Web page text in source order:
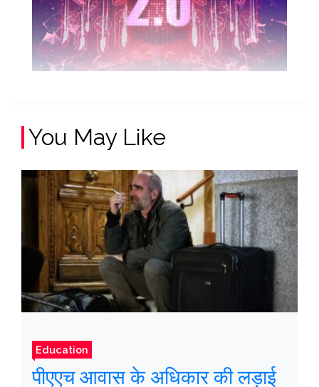
You May Like
Education
पीएएच आवास के अधिकार की लड़ाई